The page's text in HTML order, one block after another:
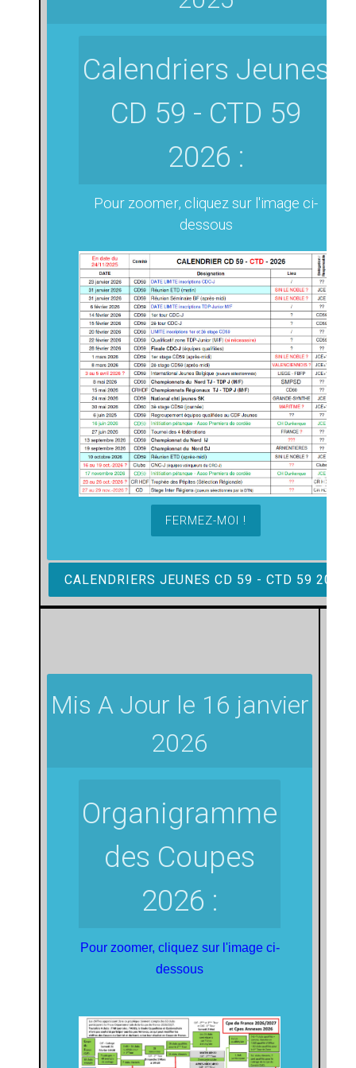
Calendriers Jeunes
CD 59 - CTD 59
2026 :
Pour zoomer, cliquez sur l'image ci-
dessous
FERMEZ-MOI !
CALENDRIERS JEUNES CD 59 - CTD 59 2026
Mis A Jour le 16 janvier
2026
Organigramme
des Coupes
2026 :
Pour zoomer, cliquez sur l'image ci-
dessous